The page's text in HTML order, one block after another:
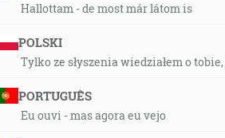
Hallottam - de most már látom is
POLSKI
Tylko ze słyszenia wiedziałem o
PORTUGUÊS
Eu ouvi - mas agora eu vejo